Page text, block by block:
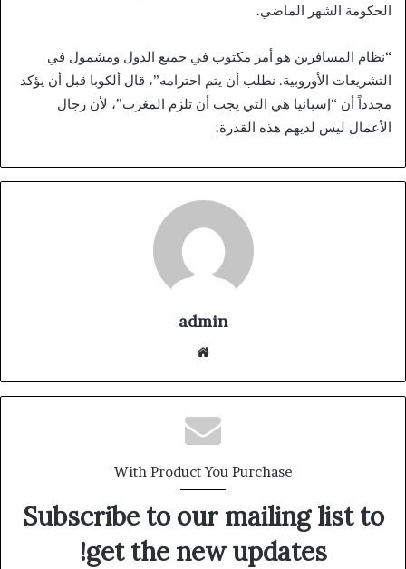
الحكومة الشهر الماضي.
“نظام المسافرين هو أمر مكتوب في جميع الدول ومشمول في
التشريعات الأوروبية. نطلب أن يتم احترامه”، قال ألكوبا قبل أن يؤكد
مجدداً أن “إسبانيا هي التي يجب أن تلزم المغرب”، لأن رجال
الأعمال ليس لديهم هذه القدرة.
admin
With Product You Purchase
Subscribe to our mailing list to
get the new updates!